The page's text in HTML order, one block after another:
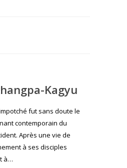
Kagyu
fut sans doute le
contemporain du
Après une vie de
à ses disciples
à…